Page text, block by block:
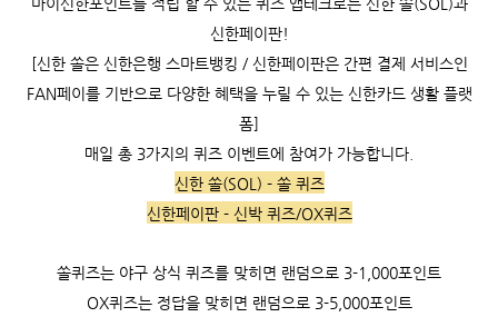
신한페이판!
[신한 쏠은 신한은행 스마트뱅킹 / 신한페이판은 간편 결제 서비스인
FAN페이를 기반으로 다양한 혜택을 누릴 수 있는 신한카드 생활 플랫
폼]
매일 총 3가지의 퀴즈 이벤트에 참여가 가능합니다.
신한 쏠(SOL) - 쏠 퀴즈
신한페이판 - 신박 퀴즈/OX퀴즈
쏠퀴즈는 야구 상식 퀴즈를 맞히면 랜덤으로 3-1,000포인트
OX퀴즈는 정답을 맞히면 랜덤으로 3-5,000포인트